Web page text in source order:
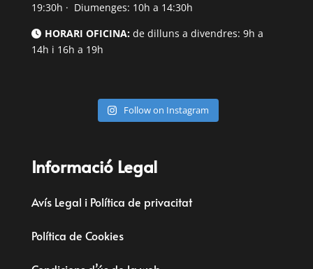
19:30h · Diumenges: 10h a 14:30h
HORARI OFICINA:de dilluns a divendres: 9h a
14h i 16h a 19h
Follow on Instagram
Informació Legal
Avís Legal i Política de privacitat
Política de Cookies